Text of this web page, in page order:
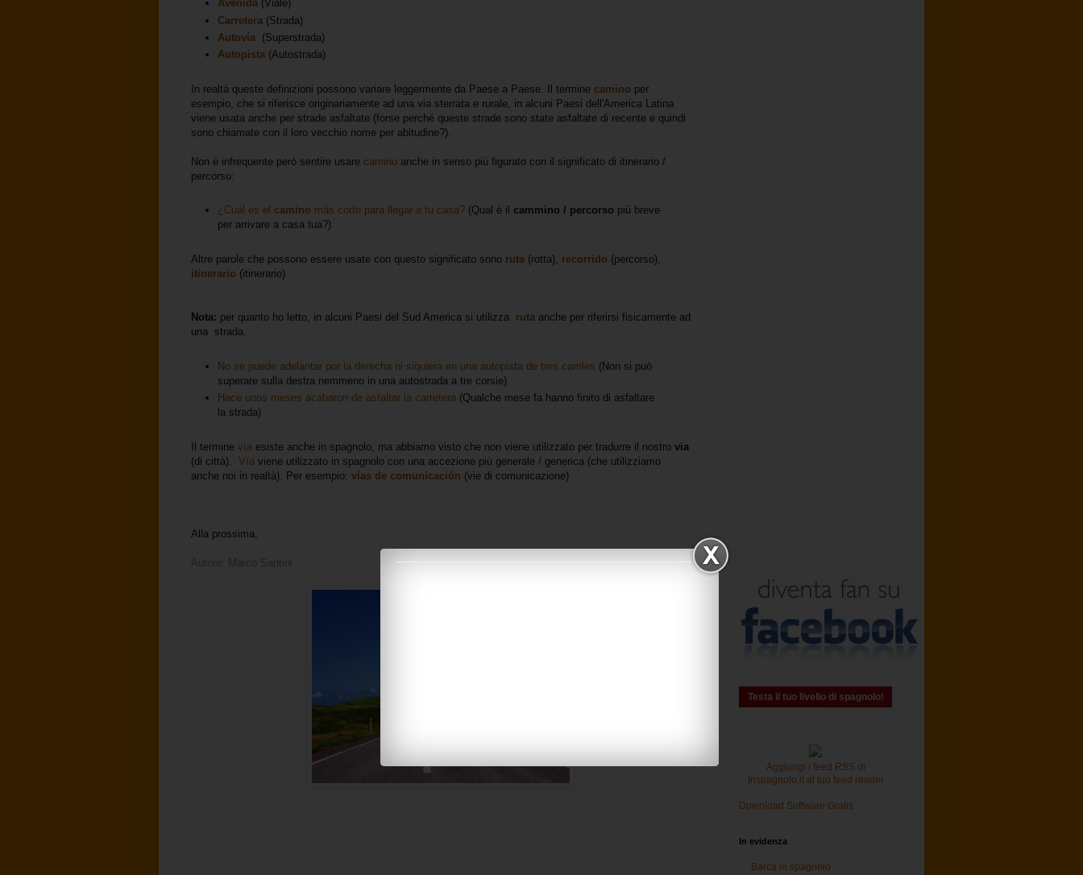
Avenida (Viale)
Carretera (Strada)
Autovía (Superstrada)
Autopista (Autostrada)
In realtà queste definizioni possono variare leggermente da Paese a Paese. Il termine camino per
esempio, che si riferisce originariamente ad una via sterrata e rurale, in alcuni Paesi dell'America Latina
viene usata anche per strade asfaltate (forse perché queste strade sono state asfaltate di recente e quindi
sono chiamate con il loro vecchio nome per abitudine?).
Non è infrequente però sentire usare camino anche in senso più figurato con il significato di itinerario /
percorso:
¿Cuál es el camino más corto para llegar a tu casa? (Qual è il cammino / percorso più breve
per arrivare a casa tua?)
Altre parole che possono essere usate con questo significato sono ruta (rotta), recorrido (percorso),
itinerario (itinerario)
Nota: per quanto ho letto, in alcuni Paesi del Sud America si utilizza ruta anche per riferirsi fisicamente ad
una strada.
No se puede adelantar por la derecha ni siquiera en una autopista de tres carriles (Non si può
superare sulla destra nemmeno in una autostrada a tre corsie)
Hace unos meses acabaron de asfaltar la carretera (Qualche mese fa hanno finito di asfaltare
la strada)
Il termine vía esiste anche in spagnolo, ma abbiamo visto che non viene utilizzato per tradurre il nostro via
(di città). Vía viene utilizzato in spagnolo con una accezione più generale / generica (che utilizziamo
anche noi in realtà). Per esempio: vías de comunicación (vie di comunicazione)
Alla prossima,
Marco Santini
Testa il tuo livello di spagnolo!
Aggiungi i feed RSS di
Inspagnolo.it al tuo feed reader
Download Software Gratis
In evidenza
Barca in spagnolo